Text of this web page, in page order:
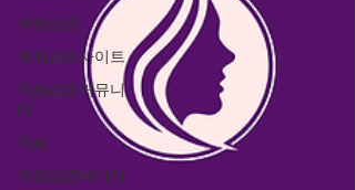
먹튀검증
먹튀검증사이트
먹튀검증커뮤니
티
먹튀
먹튀검증메이저